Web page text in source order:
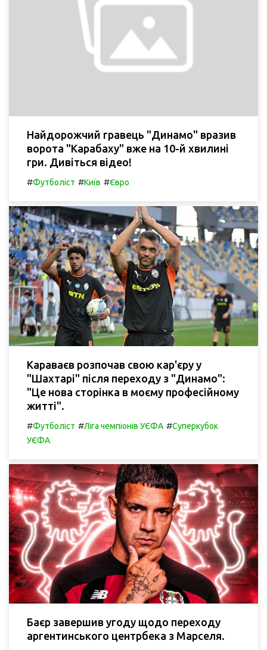
Найдорожчий гравець "Динамо" вразив
ворота "Карабаху" вже на 10-й хвилині
гри. Дивіться відео!
#Футболіст #Київ #Євро
Караваєв розпочав свою кар'єру у
"Шахтарі" після переходу з "Динамо":
"Це нова сторінка в моєму професійному
житті".
#Футболіст #Ліга чемпіонів УЄФА #Суперкубок
УЄФА
Баєр завершив угоду щодо переходу
аргентинського центрбека з Марселя.